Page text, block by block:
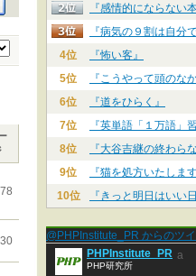
30
『感情的にならない本
『病気の９割は自分
4位
『怖い客』
5位
『こうやって頭のな
6位
『道をひらく』
7位
『英単語「１万語」
8位
『大谷吉継の終わら
9位
『猫を処方いたします
10位
『きっと明日はいい
@PHPInstitute_PR からのツイ
PHPInstitute_PR
PHP研究所
a